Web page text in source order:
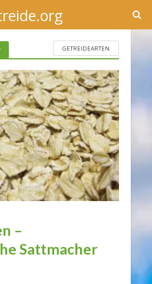
GETREIDEARTEN
–
Sattmacher